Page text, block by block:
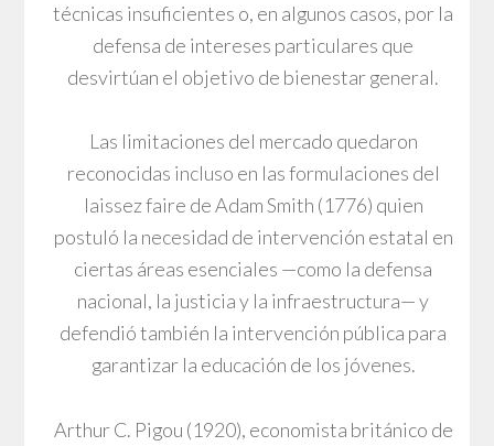
técnicas insuficientes o, en algunos casos, por la
defensa de intereses particulares que
desvirtúan el objetivo de bienestar general.
Las limitaciones del mercado quedaron
reconocidas incluso en las formulaciones del
laissez faire de Adam Smith (1776) quien
postuló la necesidad de intervención estatal en
ciertas áreas esenciales —como la defensa
nacional, la justicia y la infraestructura— y
defendió también la intervención pública para
garantizar la educación de los jóvenes.
Arthur C. Pigou (1920), economista británico de